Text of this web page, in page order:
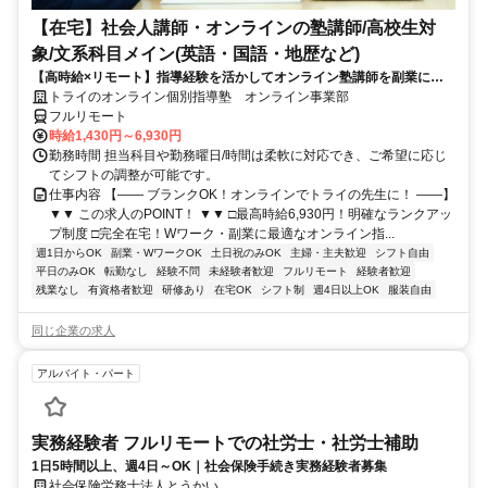
【在宅】社会人講師・オンラインの塾講師/高校生対
象/文系科目メイン(英語・国語・地歴など)
【高時給×リモート】指導経験を活かしてオンライン塾講師を副業に！
週1～OK！
トライのオンライン個別指導塾 オンライン事業部
フルリモート
時給1,430円～6,930円
勤務時間 担当科目や勤務曜日/時間は柔軟に対応でき、ご希望に応じ
てシフトの調整が可能です。
仕事内容 【―― ブランクOK！オンラインでトライの先生に！ ――】
▼▼ この求人のPOINT！ ▼▼ □最高時給6,930円！明確なランクアッ
プ制度 □完全在宅！Wワーク・副業に最適なオンライン指...
週1日からOK 副業・WワークOK 土日祝のみOK 主婦・主夫歓迎
シフト自由
平日のみOK
転勤なし 経験不問 未経験者歓迎 フルリモート
経験者歓迎
残業なし
有資格者歓迎 研修あり 在宅OK シフト制 週4日以上OK 服装自由
同じ企業の求人
アルバイト・パート
実務経験者 フルリモートでの社労士・社労士補助
1日5時間以上、週4日～OK｜社会保険手続き実務経験者募集